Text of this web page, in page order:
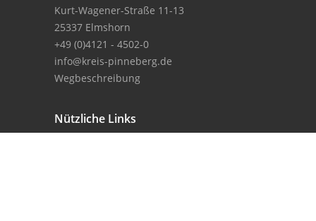
Kurt-Wagener-Straße 11-13
25337 Elmshorn
+49 (0)4121 - 4502-0
info@kreis-pinneberg.de
Wegbeschreibung
Nützliche Links